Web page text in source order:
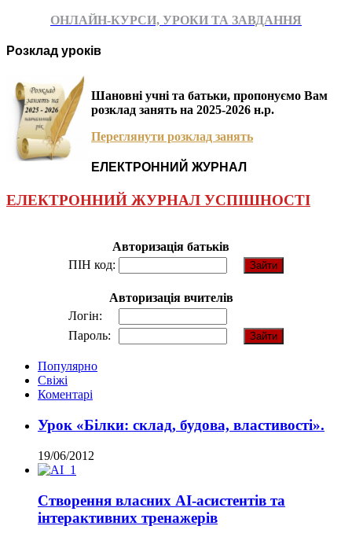
ОНЛАЙН-КУРСИ, УРОКИ ТА ЗАВДАННЯ
Розклад уроків
Шановні учні та батьки, пропонуємо Вам
розклад занять на 2025-2026 н.р.
Переглянути розклад занять
ЕЛЕКТРОННИЙ ЖУРНАЛ
ЕЛЕКТРОННИЙ ЖУРНАЛ УСПІШНОСТІ
Авторизація батьків
ПІН код:
Авторизація вчителів
Логін:
Пароль:
Популярно
Свіжі
Коментарі
Урок «Білки: склад, будова, властивості».
19/06/2012
Створення власних AI-асистентів та
інтерактивних тренажерів